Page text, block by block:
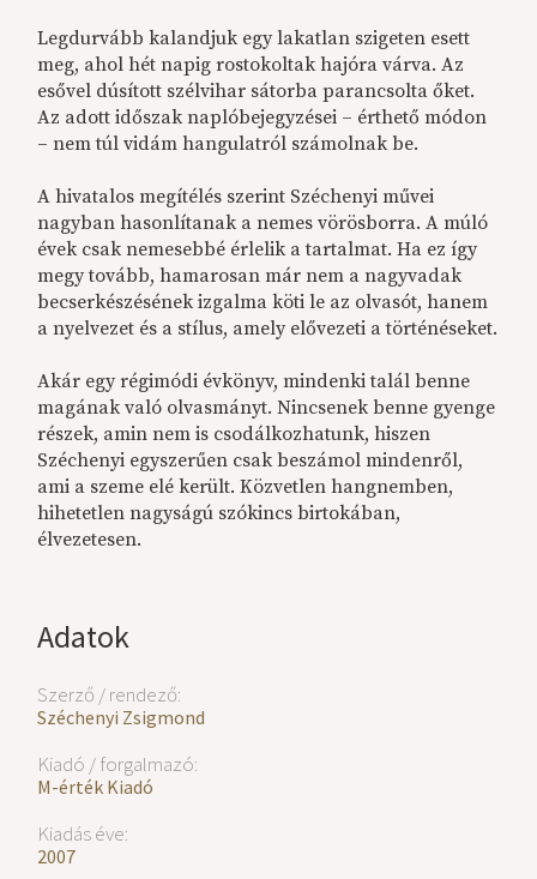
Adatok
Szerző / rendező:
Széchenyi Zsigmond
Kiadó / forgalmazó:
M-érték Kiadó
Kiadás éve:
2007
Legdurvább kalandjuk egy lakatlan szigeten esett
meg, ahol hét napig rostokoltak hajóra várva. Az
esővel dúsított szélvihar sátorba parancsolta őket.
Az adott időszak naplóbejegyzései – érthető módon
– nem túl vidám hangulatról számolnak be.
A hivatalos megítélés szerint Széchenyi művei
nagyban hasonlítanak a nemes vörösborra. A múló
évek csak nemesebbé érlelik a tartalmat. Ha ez így
megy tovább, hamarosan már nem a nagyvadak
becserkészésének izgalma köti le az olvasót, hanem
a nyelvezet és a stílus, amely elővezeti a történéseket.
Akár egy régimódi évkönyv, mindenki talál benne
magának való olvasmányt. Nincsenek benne gyenge
részek, amin nem is csodálkozhatunk, hiszen
Széchenyi egyszerűen csak beszámol mindenről,
ami a szeme elé került. Közvetlen hangnemben,
hihetetlen nagyságú szókincs birtokában,
élvezetesen.